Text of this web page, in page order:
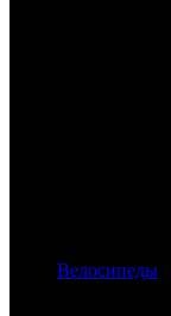
Велосипеды